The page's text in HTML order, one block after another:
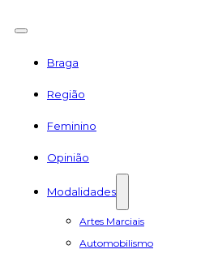
Braga
Região
Feminino
Opinião
Modalidades
Artes Marciais
Automobilismo